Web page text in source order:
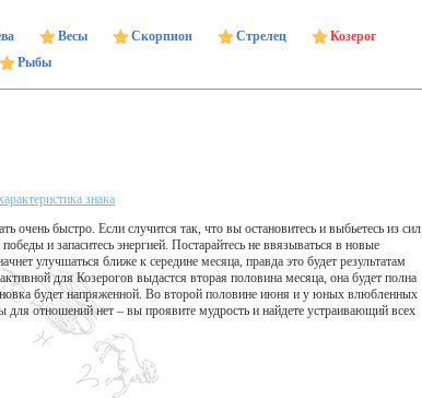
Весы Скорпион Стрелец
Козерог
Рыбы
знака
очень быстро. Если случится так, что вы остановитесь и выбьетесь из сил,
и запаситесь энергией. Постарайтесь не ввязываться в новые
улучшаться ближе к середине месяца, правда это будет результатам
для Козерогов выдастся вторая половина месяца, она будет полна
будет напряженной. Во второй половине июня и у юных влюбленных
отношений нет – вы проявите мудрость и найдете устраивающий всех